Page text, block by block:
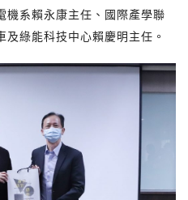
機系賴永康主任、國際產學聯
綠能科技中心賴慶明主任。